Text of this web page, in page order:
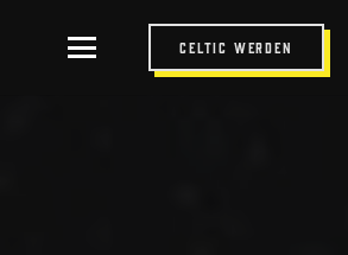
Celtic werden